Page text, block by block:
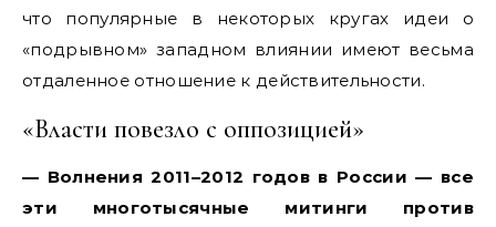
что популярные в некоторых кругах идеи о
«подрывном» западном влиянии имеют весьма
отдаленное отношение к действительности.
«Власти повезло с оппозицией»
— Волнения 2011–2012 годов в России — все
эти многотысячные митинги против